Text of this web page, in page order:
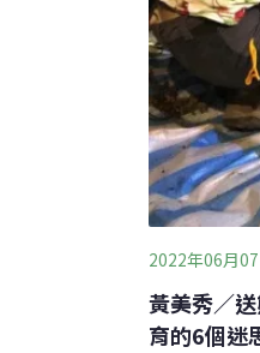
2022年06月
黃美秀／
育的6個迷